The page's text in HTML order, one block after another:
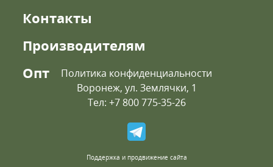
Контакты
Производителям
Опт
Политика конфиденциальности
Воронеж, ул. Землячки, 1
Тел: +7 800 775-35-26
Поддержка и продвижение сайта